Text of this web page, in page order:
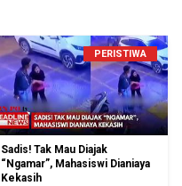
PERISTIWA
Sadis! Tak Mau Diajak
“Ngamar”, Mahasiswi Dianiaya
Kekasih